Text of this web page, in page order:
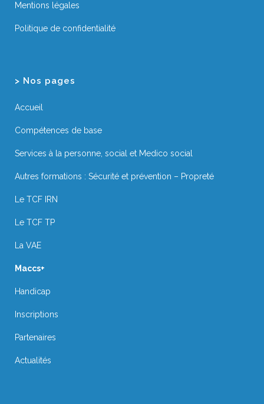
Mentions légales
Politique de confidentialité
> Nos pages
Accueil
Compétences de base
Services à la personne, social et Medico social
Autres formations : Sécurité et prévention – Propreté
Le TCF IRN
Le TCF TP
La VAE
Maccs+
Handicap
Inscriptions
Partenaires
Actualités